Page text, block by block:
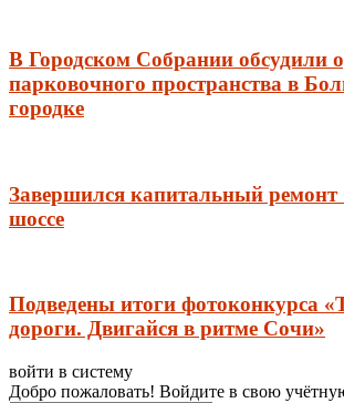
В Городском Собрании обсудили
парковочного пространства в
городке
Завершился капитальный ремонт
шоссе
Подведены итоги фотоконкурса
дороги. Двигайся в ритме Сочи»
войти в систему
Добро пожаловать! Войдите в свою